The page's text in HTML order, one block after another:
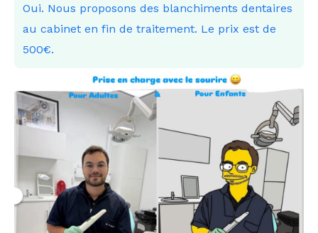
Oui. Nous proposons des blanchiments dentaires
au cabinet en fin de traitement. Le prix est de
500€.